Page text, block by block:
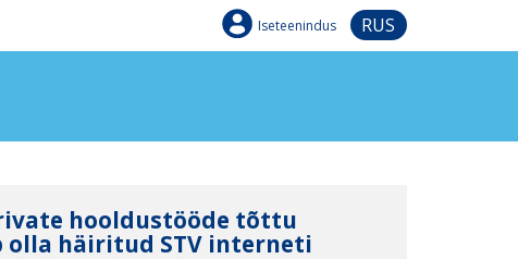
Iseteenindus RUS
hooldustööde tõttu
olla häiritud STV interneti